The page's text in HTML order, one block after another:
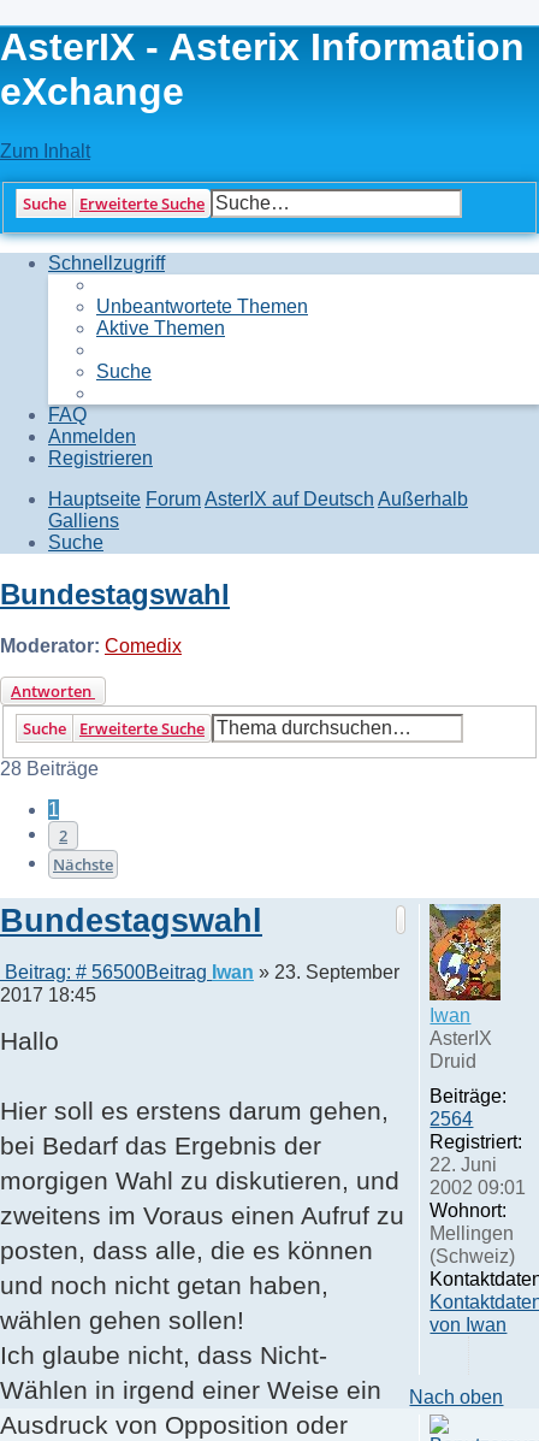
AsterIX - Asterix Information
eXchange
Zum Inhalt
Suche Erweiterte Suche
Schnellzugriff
Unbeantwortete Themen
Aktive Themen
Suche
FAQ
Anmelden
Registrieren
Hauptseite ForumAsterIX auf Deutsch Außerhalb
Galliens
Suche
Bundestagswahl
Moderator: Comedix
Antworten
Suche
Erweiterte Suche
28 Beiträge
1
2
Nächste
Iwan
AsterIX
Druid
Beiträge:
2564
Registriert:
22. Juni
2002 09:01
Wohnort:
Mellingen
(Schweiz)
von Iwan
Bundestagswahl
Beitrag: # 56500Beitrag Iwan » 23. September
2017 18:45
Hallo
Hier soll es erstens darum gehen,
bei Bedarf das Ergebnis der
morgigen Wahl zu diskutieren, und
zweitens im Voraus einen Aufruf zu
posten, dass alle, die es können
und noch nicht getan haben,
wählen gehen sollen!
Ich glaube nicht, dass Nicht-
Wählen in irgend einer Weise ein
Ausdruck von Opposition oder
Nach oben